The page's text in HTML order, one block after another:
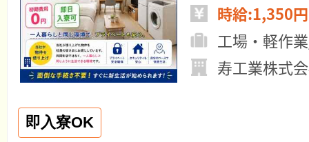
時給:1,350
工場・軽作
寿工業株式
即入寮OK